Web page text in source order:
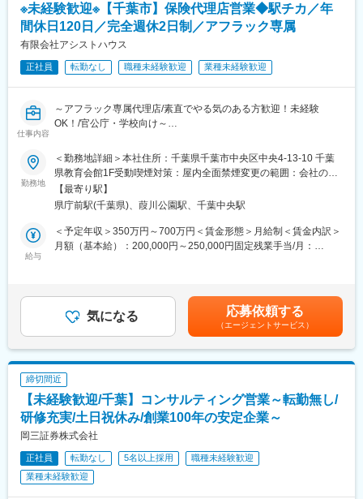
実際に、未経験から始めた先輩が多く活躍中です。
■こんな方を歓迎します
・人と話すことや、相手の気持ちに寄り添うことが得意な方
・チームで支え合う働き方を大切にしたい方
■入社後の流れ：
ご入社後1か月目は、商品研修、事務研修、コンプライアンス研修
を実施。2か月目は販売スキル研修、3ヶ月目以降は定期的な検定
なく定期的にフィードバックを受ける機会もあるため成長できる
■組織構成：
20～40代まで幅広い年齢の社員が在籍しております。入社後は先
い。社員同士で切磋琢磨しながらも、個人プレーではなく協力し
あって業務を進めています。
■会社・求人の魅力：
立小・中学校・高等学校・官公庁を中心とした団体の職員様から
個人のお客様まで、幅広く生命保険のご案内をしております。お
・固定の給与に加えて毎月のインセンティブ制度があり、実績に
応じて適切な評価を得ることができます。インセンティブや給与
のテーブルが明確になっており個人ごとに目標を設定することが
・土日祝休み、残業月10時間以下、転勤なしと働きやすい環境で
す。有給もとりやすく希望通りに取得することが可能なため、仕
事とプライベートの両立が可能です。
変更の範囲：会社の定める業務
※未経験歓迎※【千葉市】保険代理店営業◆駅チカ／年
間休日120日／完全週休2日制／アフラック専属
有限会社アシストハウス
正社員 転勤なし 職種未経験歓迎 業種未経験歓迎
仕事内容
～アフラック専属代理店/素直でやる気のある方歓迎！未経験
OK！/官公庁・学校向け～
■当社について
1995年、アフラックの専属代理店として法人化して以来、千葉県
内の官公庁や公立学校を中心に、数多くの皆さまへ生命保険サー
ビスを提供してきました。
私たちは、難しく感じられがちな保険の仕組みを “誰にでも理解し
やすく伝える” ことを大切にし、お客様が本当に必要とする保障を
選べるようサポートしています。また、もしもの際には、給付金
■募集の背景
さらなる事業拡大と、地域のお客様へのサービス強化のため、新
地域の公立学校・市役所など、公共性の高い訪問先を中心に、以
下のような業務を担当していただきます。
・お客様の生活スタイルや将来設計に寄り添った保険のご提案
・契約内容の見直し・更新手続き・アフターフォロー
・営業のサポートとなる事務業務全般
トはかかりません。
※直行直帰も可能で、地域密着の落ち着いた環境で働けます。
勤務地
＜勤務地詳細＞本社住所：千葉県千葉市中央区中央4-13-10 千葉
県教育会館1F受動喫煙対策：屋内全面禁煙変更の範囲：会社の定
める事業所
【最寄り駅】
県庁前駅(千葉県)、葭川公園駅、千葉中央駅
給与
＜予定年収＞350万円～700万円＜賃金形態＞月給制＜賃金内訳＞
月額（基本給）：200,000円～250,000円固定残業手当/月：
（実績に応じて支給）■昇給：有（年1回）■インセンティブ：毎
月支給（実績に応じて）【モデル年収】入社3年目：460万円入社
8年目：600万円入社10年目：670万円賃金はあくまでも目安の金
額であり、選考を通じて上下する可能性があります。月給(月額)は
固定手当を含めた表記です。
気になる 応募依頼する
（エージェントサービス）
締切間近
【未経験歓迎/千葉】コンサルティング営業～転勤無し/
研修充実/土日祝休み/創業100年の安定企業～
岡三証券株式会社
正社員 転勤なし 5名以上採用
職種未経験歓迎
業種未経験歓迎